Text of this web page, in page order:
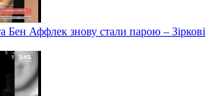
Бен Аффлек знову стали парою – Зіркові